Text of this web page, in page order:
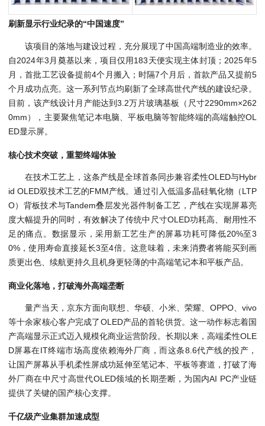
刷新显示行业纪录的“中国速度”
该项目的落地与建设过程，充分展现了中国高端制造业的效率。
自2024年3月奠基以来，项目仅用183天便实现主体封顶；2025年5
月，首批工艺设备提前4个月搬入；时隔7个月后，首款产品又提前5
个月成功点亮。这一系列节点均刷新了全球高世代产线的建设纪录。
目前，该产线设计月产能达到3.2万片玻璃基板（尺寸2290mm×262
0mm），主要聚焦笔记本电脑、平板电脑等智能终端的高端触控OL
ED显示屏。
核心技术突破，重塑终端体验
在技术工艺上，这条产线是全球首条同步兼容柔性OLED与Hybr
id OLED双技术工艺的FMM产线。通过引入低温多晶硅氧化物（LTP
O）背板技术与Tandem叠层发光器件制备工艺，产线在实现屏幕亮
度大幅提升的同时，有效解决了传统中尺寸OLED功耗高、耐用性不
足的痛点。数据显示，采用新工艺生产的屏幕功耗可降低20%至3
0%，使用寿命直接延长3至4倍。这意味着，未来消费者将能买到画
质更出色、续航更持久且机身更轻薄的中高端笔记本和平板产品。
商业化落地，打破海外高端垄断
量产当天，京东方面向联想、华硕、小米、荣耀、OPPO、vivo
等十余家核心客户完成了OLED产品的首轮供货。这一动作标志着国
产高端显示正式迈入规模化商业运营阶段。长期以来，高端柔性OLE
D屏幕在IT终端市场高度依赖海外厂商，而这条8.6代产线的投产，
让国产屏幕从手机柔性屏成功延伸至笔记本、平板等赛道，打破了海
外厂商在中尺寸高世代OLED领域的长期垄断，为国内AI PC产业链
提供了关键的国产核心支撑。
千亿级产业集群加速成型